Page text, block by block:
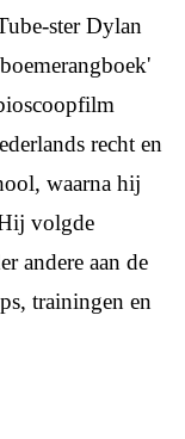
ster Dylan
recht en
waarna hij
volgde
andere aan de
trainingen en